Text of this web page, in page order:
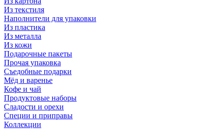
Из текстиля
Наполнители для упаковки
Из пластика
Из металла
Из кожи
Подарочные пакеты
Прочая упаковка
Съедобные подарки
Мёд и варенье
Кофе и чай
Продуктовые наборы
Сладости и орехи
Специи и приправы
Коллекции